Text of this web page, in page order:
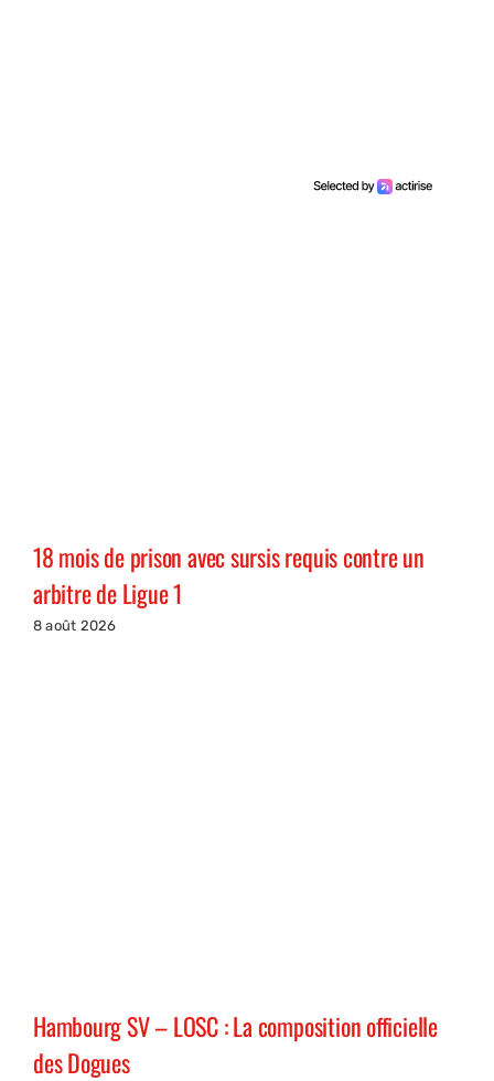
18 mois de prison avec sursis requis contre un
arbitre de Ligue 1
8 août 2026
Hambourg SV – LOSC : La composition officielle
des Dogues